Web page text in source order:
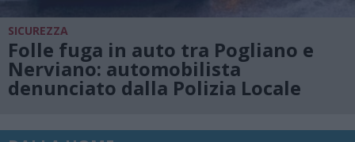
SICUREZZA
Folle fuga in auto tra Pogliano e
Nerviano: automobilista
denunciato dalla Polizia Locale